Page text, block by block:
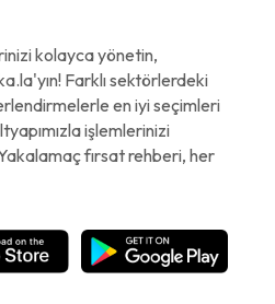
kolayca yönetin,
Farklı sektörlerdeki
en iyi seçimleri
işlemlerinizi
fırsat rehberi, her